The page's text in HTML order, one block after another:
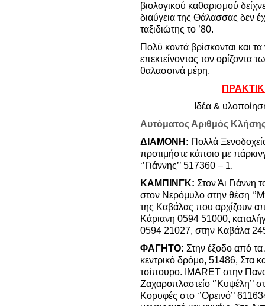
βιολογικού καθαρισμού
διαύγεια της Θάλασσας δεν
ταξιδιώτης το ’80.
Πολύ κοντά βρίσκονται και
επεκτείνοντας τον ορίζοντα
θαλασσινά μέρη.
Ιδέα &
Αυτόματος Αριθμός
ΔΙΑΜΟΝΗ: Πολλά
προτιμήστε κάποιο με
‘’Γιάννης’’ 517360 – 1.
ΚΑΜΠΙΝΓΚ: Στον Άι Γιάννη
στον Νερόμυλο στην θέση
της Καβάλας που αρχίζουν
Κάριανη 0594 51000,
0594 21027, στην Καβάλα
ΦΑΓΗΤΟ: Στην έξοδο από
κεντρικό δρόμο, 51486, Στα
τσίπουρο. IMARET στην
Ζαχαροπλαστείο
Κορυφές στο ‘’Ορεινό’’